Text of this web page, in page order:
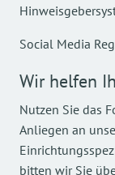
Social Media
Wir helfen
Nutzen Sie das
Anliegen an
bitten wir Sie